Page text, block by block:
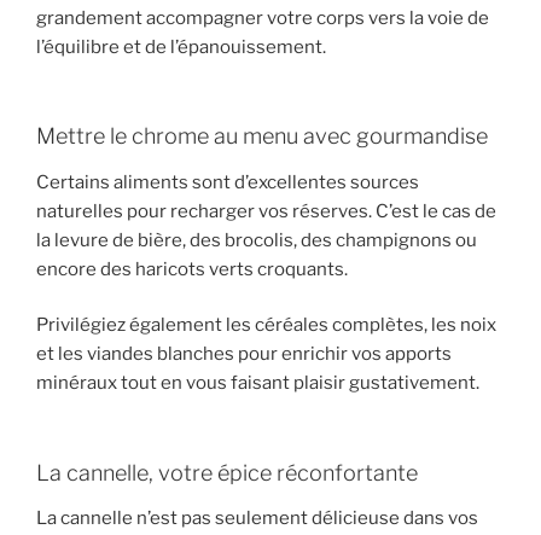
grandement accompagner votre corps vers la voie de
l’équilibre et de l’épanouissement.
Mettre le chrome au menu avec gourmandise
Certains aliments sont d’excellentes sources
naturelles pour recharger vos réserves. C’est le cas de
la levure de bière, des brocolis, des champignons ou
encore des haricots verts croquants.
Privilégiez également les céréales complètes, les noix
et les viandes blanches pour enrichir vos apports
minéraux tout en vous faisant plaisir gustativement.
La cannelle, votre épice réconfortante
La cannelle n’est pas seulement délicieuse dans vos